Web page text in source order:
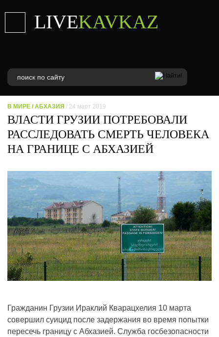
LIVEKAVKAZ
В МИРЕ /АБХАЗИЯ / 24 март 2019
ВЛАСТИ ГРУЗИИ ПОТРЕБОВАЛИ
РАССЛЕДОВАТЬ СМЕРТЬ ЧЕЛОВЕКА
НА ГРАНИЦЕ С АБХАЗИЕЙ
Гражданин Грузии Ираклий Кварацхелия 10 марта
совершил суицид после задержания во время попытки
пересечь границу с Абхазией. Служба госбезопасности